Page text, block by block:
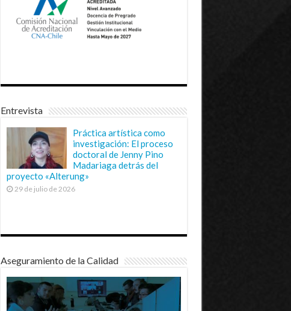
Entrevista
Práctica artística como
investigación: El proceso
doctoral de Jenny Pino
Madariaga detrás del
proyecto «Alterung»
29 de julio de 2026
Aseguramiento de la Calidad